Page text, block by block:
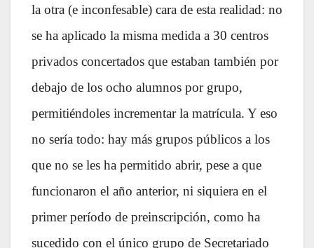
la otra (e inconfesable) cara de esta realidad: no
se ha aplicado la misma medida a 30 centros
privados concertados que estaban también por
debajo de los ocho alumnos por grupo,
permitiéndoles incrementar la matrícula. Y eso
no sería todo: hay más grupos públicos a los
que no se les ha permitido abrir, pese a que
funcionaron el año anterior, ni siquiera en el
primer período de preinscripción, como ha
sucedido con el único grupo de Secretariado